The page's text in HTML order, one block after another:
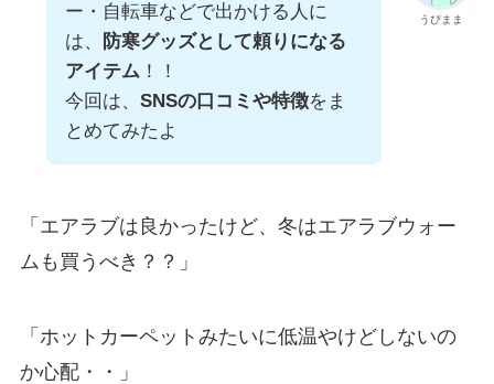
うぴまま
ー・自転車などで出かける人に
は、
防寒グッズとして頼りになる
アイテム！！
今回は、 SNSの口コミや特徴をま
とめてみたよ
「エアラブは良かったけど、冬はエアラブウォー
ムも買うべき？？」
「ホットカーペットみたいに低温やけどしないの
か心配・・」